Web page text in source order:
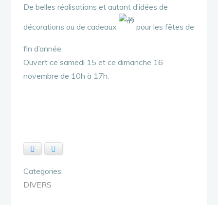
De belles réalisations et autant d’idées de
décorations ou de cadeaux pour les fêtes de
fin d’année
Ouvert ce samedi 15 et ce dimanche 16
novembre de 10h à 17h.
Categories:
DIVERS